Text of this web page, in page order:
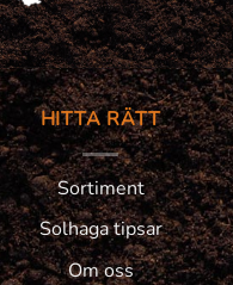
HITTA RÄTT
Sortiment
Solhaga tipsar
Om oss